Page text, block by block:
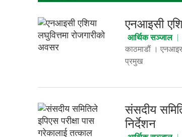
एनआइसी
आर्थिक सञ्जाल
काठमाडौं ।
प्रमुख
संसदीय
निर्देशन